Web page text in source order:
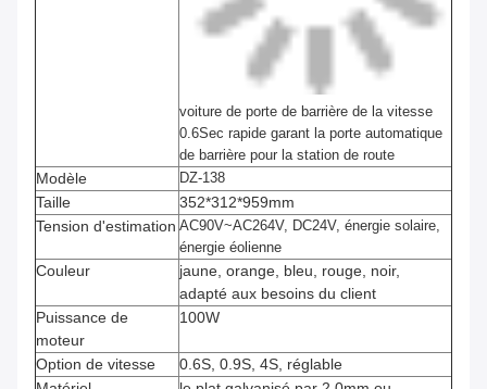
voiture de porte de barrière de la vitesse
0.6Sec rapide garant la porte automatique
de barrière pour la station de route
Modèle DZ-138
Taille
352*312*959mm
Tension d'estimation AC90V~AC264V, DC24V, énergie solaire,
énergie éolienne
Couleur
jaune, orange, bleu, rouge, noir,
adapté aux besoins du client
Puissance de
moteur
100W
Option de vitesse
0.6S, 0.9S, 4S, réglable